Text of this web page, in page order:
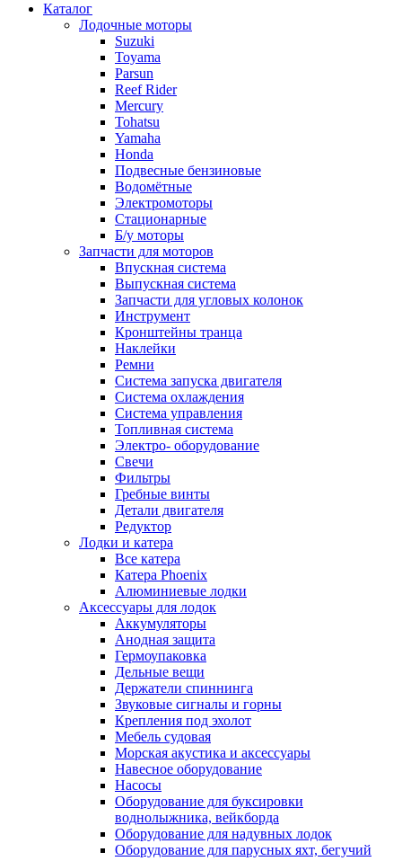
Каталог
Лодочные моторы
Suzuki
Toyama
Parsun
Reef Rider
Mercury
Tohatsu
Yamaha
Honda
Подвесные бензиновые
Водомётные
Электромоторы
Стационарные
Б/у моторы
Запчасти для моторов
Впускная система
Выпускная система
Запчасти для угловых колонок
Инструмент
Кронштейны транца
Наклейки
Ремни
Система запуска двигателя
Система охлаждения
Система управления
Топливная система
Электро- оборудование
Свечи
Фильтры
Гребные винты
Детали двигателя
Редуктор
Лодки и катера
Все катера
Катера Phoenix
Алюминиевые лодки
Аксессуары для лодок
Аккумуляторы
Анодная защита
Гермоупаковка
Дельные вещи
Держатели спиннинга
Звуковые сигналы и горны
Крепления под эхолот
Мебель судовая
Морская акустика и аксессуары
Навесное оборудование
Насосы
Оборудование для буксировки
воднолыжника, вейкборда
Оборудование для надувных лодок
Оборудование для парусных яхт, бегучий